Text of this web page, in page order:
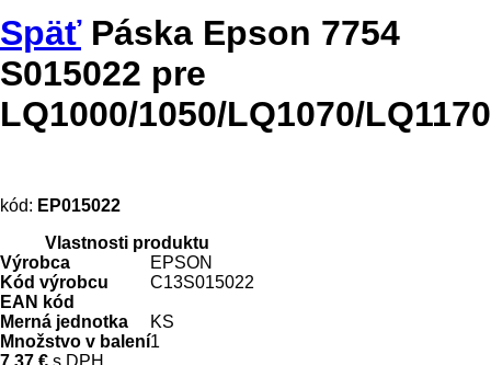
SpäťPáska Epson 7754
S015022 pre
LQ1000/1050/LQ1070/LQ1170
kód: EP015022
Vlastnosti produktu
Výrobca
EPSON
Kód výrobcu
C13S015022
EAN kód
Merná jednotka
KS
Množstvo v balení1
7,37 € s DPH